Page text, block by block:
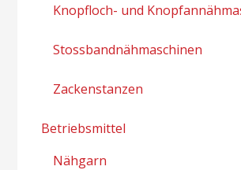
Knopfloch- und
Stossbandnähmaschinen
Zackenstanzen
Betriebsmittel
Nähgarn